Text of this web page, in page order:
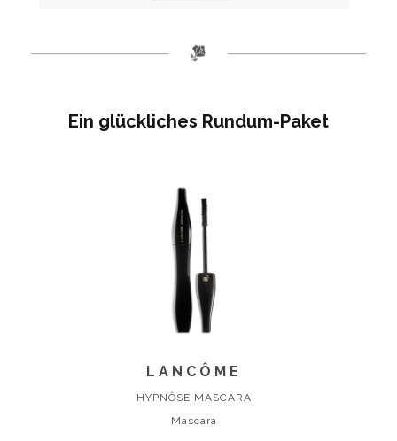
Ein glückliches Rundum-Paket
LANCÔME
HYPNÔSE MASCARA
Mascara